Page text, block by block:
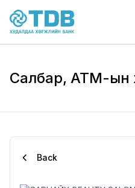
Skip to main content
Салбар, АТМ-ын
Back